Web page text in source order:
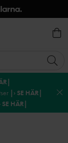
|› SE HÄR|
SE HÄR|